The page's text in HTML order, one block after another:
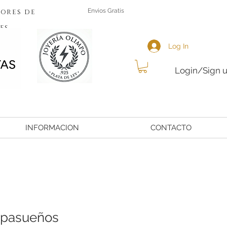
de
Envios Gratis
Login/Sign
Log In
INFORMACION CONTACTO